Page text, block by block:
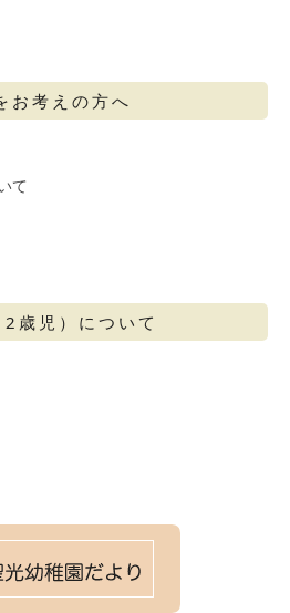
お考えの方へ
て
歳児）について